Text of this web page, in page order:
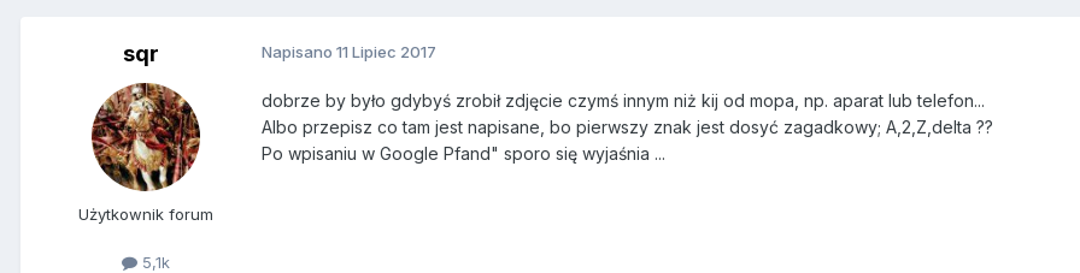
sqr
Użytkownik forum
5,1k
Napisano 11 Lipiec 2017
dobrze by było gdybyś zrobił zdjęcie czymś innym niż kij od mopa, np. aparat lub telefon...
Albo przepisz co tam jest napisane, bo pierwszy znak jest dosyć zagadkowy; A,2,Z,delta ??
Po wpisaniu w Google Pfand" sporo się wyjaśnia ...